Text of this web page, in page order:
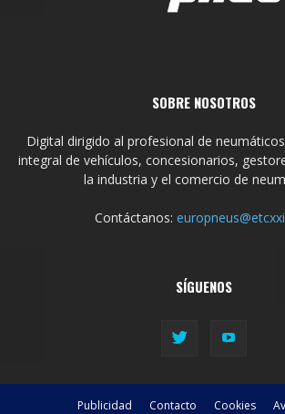
SOBRE NOSOTROS
Digital dirigido al profesional de
integral de vehículos, concesionarios,
la industria y el comercio de
Contáctanos:
SÍGUENOS
Publicidad Contacto Cookies